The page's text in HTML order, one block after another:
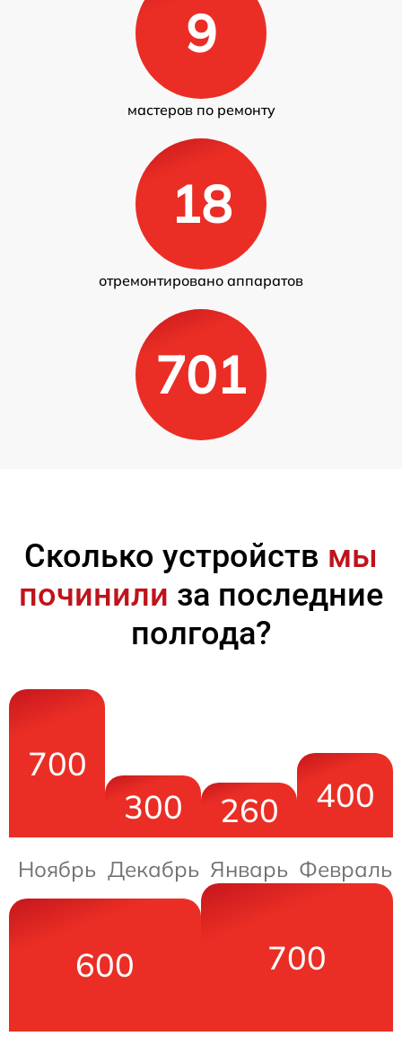
9
мастеров по ремонту
18
отремонтировано аппаратов
701
Сколько устройств мы
починили за последние
полгода?
700
Ноябрь
300
Декабрь
260
Январь
400
Февраль
600 700